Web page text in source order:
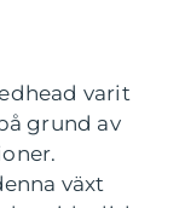
varit
grund av
växt